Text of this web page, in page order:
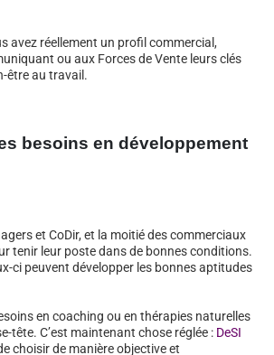
avez réellement un profil commercial,
ou aux Forces de Vente leurs clés
être au travail.
besoins en développement
et CoDir, et la moitié des commerciaux
tenir leur poste dans de bonnes conditions.
ci peuvent développer les bonnes aptitudes
en coaching ou en thérapies naturelles
tête. C’est maintenant chose réglée : DeSI
choisir de manière objective et